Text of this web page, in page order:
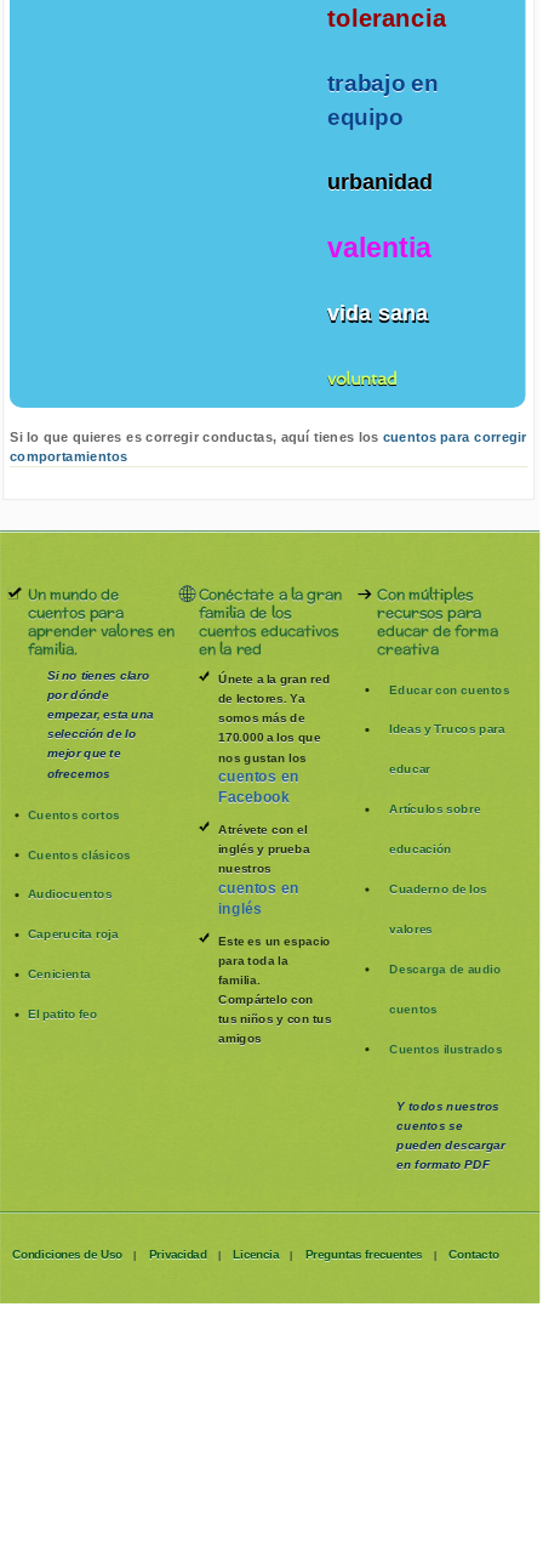
tolerancia
trabajo en
equipo
urbanidad
valentia
vida sana
voluntad
Si lo que quieres es corregir conductas, aquí tienes los cuentos para corregir
comportamientos
Un mundo de
cuentos para
aprender valores en
familia.
Si no tienes claro
por dónde
empezar, esta una
selección de lo
mejor que te
ofrecemos
Cuentos cortos
Cuentos clásicos
Audiocuentos
Caperucita roja
Cenicienta
El patito feo
Conéctate a la gran
familia de los
cuentos educativos
en la red
Únete a la gran red
de lectores. Ya
somos más de
170.000 a los que
nos gustan los
cuentos en
Facebook
Atrévete con el
inglés y prueba
nuestros
cuentos en
inglés
Este es un espacio
para toda la
familia
Compártelo con
tus niños y con tus
amigos
Con múltiples
recursos para
educar de forma
creativa
Educar con cuentos
Ideas y Trucos para
educar
Artículos sobre
educación
Cuaderno de los
valores
Descarga de audio
cuentos
Cuentos ilustrados
Y todos nuestros
cuentos se
puedendescargar
en formato PDF
Condiciones de Uso | Privacidad | Licencia | Preguntas frecuentes | Contacto